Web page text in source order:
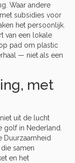
Waar andere
subsidies voor
het persoonlijk.
van een lokale
pad om plastic
— niet als een
met
uit de lucht
golf in Nederland.
Duurzaamheid
samen
en het